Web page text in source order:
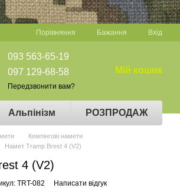
Порівняння Бажання Вхід
093 563-65-19
097 129-68-58
Передзвонити вам?
Мій кошик
Альпінізм РОЗПРОДАЖ
Кемпінгові намети
Намет Tramp Brest 4 (V2)
4 (V2)
TRT-082 Написати відгук